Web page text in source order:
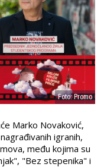
Foto: Promo
Marko Novaković,
igranih,
među kojima su
"Bez stepenika" i